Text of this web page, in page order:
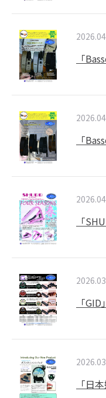
「
「
「
「
「日